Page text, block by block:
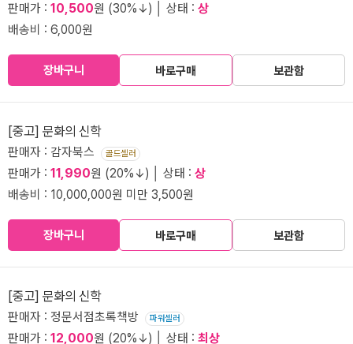
판매가 : 10,500원 (30%↓) │ 상태 : 상
배송비 : 6,000원
장바구니 바로구매 보관함
[중고] 문화의 신학
판매자 : 감자북스 골드셀러
판매가 : 11,990원 (20%↓) │ 상태 : 상
배송비 : 10,000,000원 미만 3,500원
장바구니 바로구매 보관함
[중고] 문화의 신학
판매자 : 정문서점초록책방 파워셀러
판매가 : 12,000원 (20%↓) │ 상태 : 최상